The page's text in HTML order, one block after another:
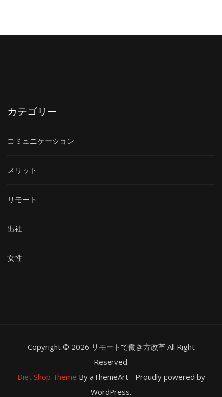
カテゴリー
コミュニケーション
メリット
リモート
出社
女性
Copyright © 2026 リモートで働き方改革 All Right
Reserved.
Diet Shop Theme By aThemeArt - Proudly powered by
WordPress.